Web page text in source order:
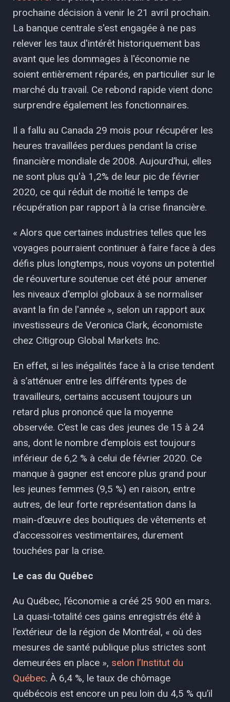
prochaine décision à venir le 21 avril prochain.
La banque centrale s'est engagée à ne pas
relever les taux d'intérêt historiquement bas
avant que les dommages à l'économie ne
soient entièrement réparés, en particulier sur le
marché du travail. Ce rebond rapide vient donc
surprendre également les fonctionnaires.
Il a fallu au Canada 29 mois pour récupérer les
heures travaillées perdues pendant la crise
financière mondiale de 2008. Aujourd’hui, elles
ne sont plus qu'à 1,2% de leur pic de février
2020, ce qui réduit de moitié le temps de
récupération par rapport à la crise financière.
« Alors que certaines industries telles que les
voyages pourraient continuer à faire face à des
défis plus longtemps, nous voyons un potentiel
de réouverture soutenue cet été pour amener
les niveaux d'emploi globaux à se normaliser
avant la fin de l'année », selon un rapport aux
investisseurs de Veronica Clark, économiste
chez Citigroup Global Markets Inc.
En effet, si les inégalités face à la crise tendent
à s’atténuer entre les différents types de
travailleurs, certains accusent toujours un
retard plus prononcé que la moyenne
observée. C’est le cas des jeunes de 15 à 24
ans, dont le nombre d’emplois est toujours
inférieur de 6,2 % à celui de février 2020. Ce
manque à gagner est encore plus grand pour
les jeunes femmes (9,5 %) en raison, entre
autres, de leur forte représentation dans la
main-d’œuvre des boutiques de vêtements et
d’accessoires vestimentaires, durement
touchées par la crise.
Le cas du Québec
Au Québec, l’économie a créé 25 900 en mars.
La quasi-totalité ces gains enregistrés été à
l’extérieur de la région de Montréal, « où des
mesures de santé publique plus strictes sont
demeurées en place », selon l’Institut du
Québec. À 6,4 %, le taux de chômage
québécois est encore un peu loin du 4,5 % qu’il